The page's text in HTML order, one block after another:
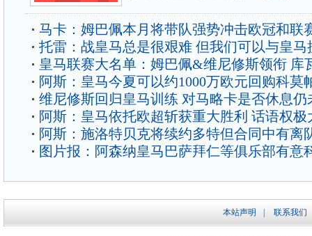
马卡：姆巴佩本月将带队强势冲击欧冠和联
托雷：战皇马总是很艰难 但我们可以与皇马
皇马联赛大名单：姆巴佩&维尼修斯领衔 库
阿斯：皇马今夏可以约1000万欧元回购科莫
维尼修斯回归皇马训练 对马略卡是否休息仍
阿斯：皇马依托欧超斩获重大胜利 话语权极
阿斯：施洛特贝克将续约多特但合同中有离
图片报：阿森纳皇马巴萨拜仁等俱乐部有意
本站声明 联系我们